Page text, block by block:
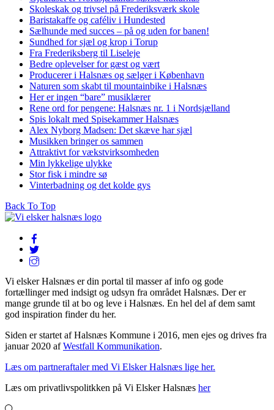
Skoleskak og trivsel på Frederiksværk skole
Baristakaffe og caféliv i Hundested
Sælhunde med succes – på og uden for banen!
Sundhed for sjæl og krop i Torup
Fra Frederiksberg til Liseleje
Bedre oplevelser for gæst og vært
Producerer i Halsnæs og sælger i København
Naturen som skabt til mountainbike i Halsnæs
Her er ingen “bare” musiklærer
Rene ord for pengene: Halsnæs nr. 1 i Nordsjælland
Spis lokalt med Spisekammer Halsnæs
Alex Nyborg Madsen: Det skæve har sjæl
Musikken bringer os sammen
Attraktivt for vækstvirksomheden
Min lykkelige ulykke
Stor fisk i mindre sø
Vinterbadning og det kolde gys
Back To Top
Vi elsker Halsnæs er din portal til masser af info og gode
fortællinger med indsigt og udsyn fra området Halsnæs. Der er
mange grunde til at bo og leve i Halsnæs. En hel del af dem samt
god inspiration finder du her.
Siden er startet af Halsnæs Kommune i 2016, men ejes og drives fra
januar 2020 afWestfall Kommunikation.
Læs om partneraftaler med Vi Elsker Halsnæs lige her.
Læs om privatlivspolitkken på Vi Elsker Halsnæs her